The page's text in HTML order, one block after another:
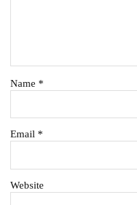
Name *
Email *
Website